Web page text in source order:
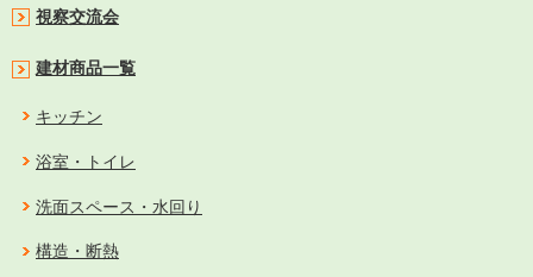
視察交流会
建材商品一覧
キッチン
浴室・トイレ
洗面スペース・水回り
構造・断熱